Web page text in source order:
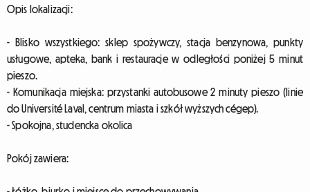
Opis lokalizacji:
- Blisko wszystkiego: sklep spożywczy, stacja benzynowa, punkty
usługowe, apteka, bank i restauracje w odległości poniżej 5 minut
pieszo.
- Komunikacja miejska: przystanki autobusowe 2 minuty pieszo (linie
do Université Laval, centrum miasta i szkół wyższych cégep).
- Spokojna, studencka okolica
Pokój zawiera: